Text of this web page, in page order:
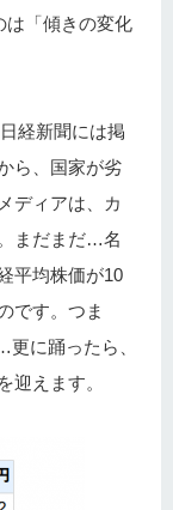
は「傾きの変化
経新聞には掲
ら、国家が劣
ディアは、カ
まだまだ…名
平均株価が10
です。つま
に踊ったら、
迎えます。